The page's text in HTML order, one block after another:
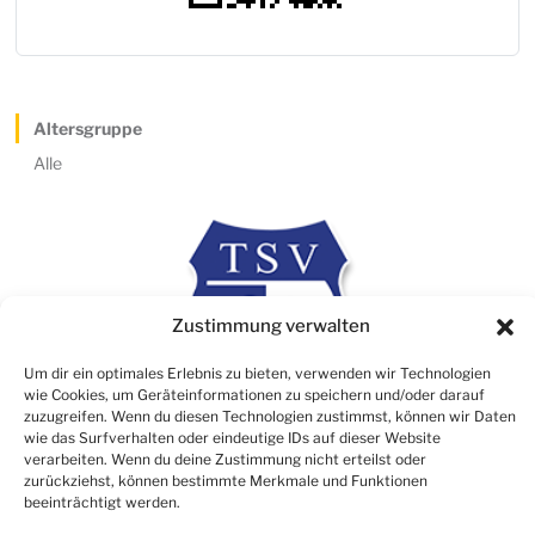
Zustimmung verwalten
Um dir ein optimales Erlebnis zu bieten, verwenden wir Technologien
wie Cookies, um Geräteinformationen zu speichern und/oder darauf
zuzugreifen. Wenn du diesen Technologien zustimmst, können wir Daten
wie das Surfverhalten oder eindeutige IDs auf dieser Website
verarbeiten. Wenn du deine Zustimmung nicht erteilst oder
zurückziehst, können bestimmte Merkmale und Funktionen
beeinträchtigt werden.
Altersgruppe
Alle
Rechtliches